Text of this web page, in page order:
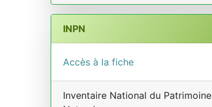
INPN
Accès à la fiche
Inventaire National du Patrimoine